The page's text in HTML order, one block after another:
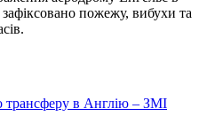
пожежу, вибухи та